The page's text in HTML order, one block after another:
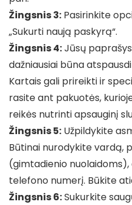
Žingsnis 3: Pasirinkite
„Sukurti naują paskyrą“.
Žingsnis 4:Jūsų
dažniausiai būna
Kartais gali prireikti ir
rasite ant pakuotės,
reikės nutrinti apsauginį
Žingsnis 5: Užpildykite
Būtinai nurodykite vardą,
(gimtadienio
telefono numerį. Būkite
Žingsnis 6:Sukurkite